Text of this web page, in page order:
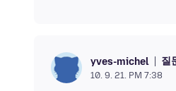
yves-michel 질
10. 9. 21. PM 7:38